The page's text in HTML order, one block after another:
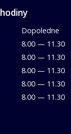
Dopoledne
8.00 — 11.30
8.00 — 11.30
8.00 — 11.30
8.00 — 11.30
8.00 — 11.30